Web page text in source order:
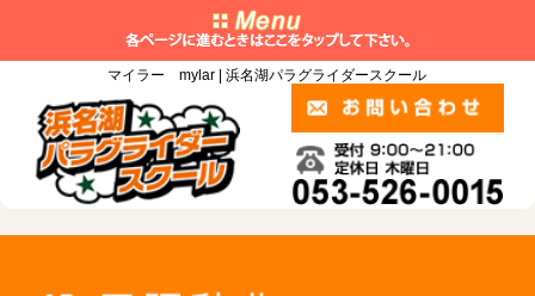
マイラー mylar | 浜名湖パラグライダースクール